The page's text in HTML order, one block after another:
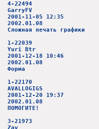
4-22494
GarryFV
2001-11-05 12:35
2002.01.08
Сложная печать графики
1-22039
Yuri Btr
2001-12-18 10:46
2002.01.08
Форма
1-22170
AVALLOGIGS
2001-12-20 19:37
2002.01.08
ПОМОГИТЕ!
3-21973